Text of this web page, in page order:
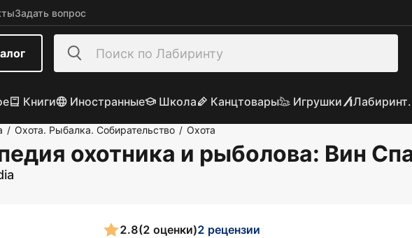
Задать вопрос
Книги Иностранные Школа Канцтовары Игрушки
/ Охота. Рыбалка. Собирательство / Охота
охотника и рыболова: Вин
2.8(2 оценки)2 рецензии